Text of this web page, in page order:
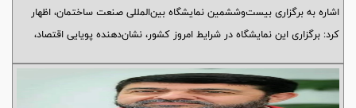
اشاره به برگزاری بیست‌وششمین نمایشگاه بین‌المللی صنعت ساختمان، اظهار
کرد: برگزاری این نمایشگاه در شرایط امروز کشور، نشان‌دهنده پویایی اقتصاد،
ملی است.